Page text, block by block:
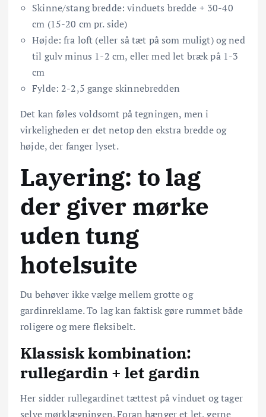
Skinne/stang bredde: vinduets bredde + 30-40
cm (15-20 cm pr. side)
Højde: fra loft (eller så tæt på som muligt) og ned
til gulv minus 1-2 cm, eller med let bræk på 1-3
cm
Fylde: 2-2,5 gange skinnebredden
Det kan føles voldsomt på tegningen, men i
virkeligheden er det netop den ekstra bredde og
højde, der fanger lyset.
Layering: to lag
der giver mørke
uden tung
hotelsuite
Du behøver ikke vælge mellem grotte og
gardinreklame. To lag kan faktisk gøre rummet både
roligere og mere fleksibelt.
Klassisk kombination:
rullegardin + let gardin
Her sidder rullegardinet tættest på vinduet og tager
selve mørklægningen. Foran hænger et let, gerne